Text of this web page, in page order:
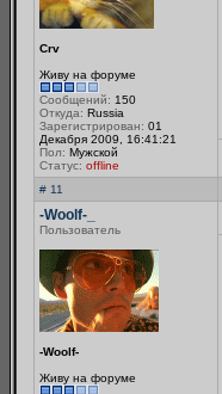
Crv
Живу на форуме
Сообщений: 150
Откуда: Russia
Зарегистрирован: 01
Декабря 2009, 16:41:21
Пол: Мужской
Статус: offline
# 11
-Woolf-_
Пользователь
-Woolf-
Живу на форуме